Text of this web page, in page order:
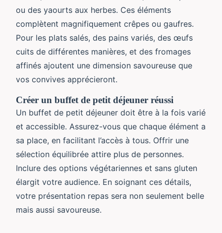
ou des yaourts aux herbes. Ces éléments
complètent magnifiquement crêpes ou gaufres.
Pour les plats salés, des pains variés, des œufs
cuits de différentes manières, et des fromages
affinés ajoutent une dimension savoureuse que
vos convives apprécieront.
Créer un buffet de petit déjeuner réussi
Un buffet de petit déjeuner doit être à la fois varié
et accessible. Assurez-vous que chaque élément a
sa place, en facilitant l’accès à tous. Offrir une
sélection équilibrée attire plus de personnes.
Inclure des options végétariennes et sans gluten
élargit votre audience. En soignant ces détails,
votre présentation repas sera non seulement belle
mais aussi savoureuse.